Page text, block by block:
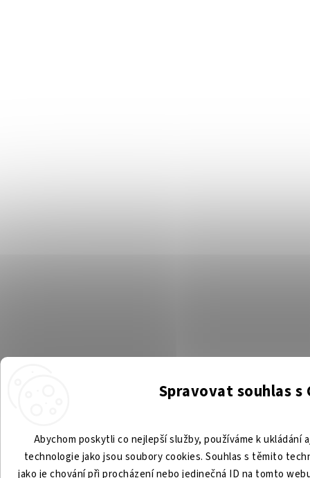
Spravovat souhlas s
Abychom poskytli co nejlepší služby, používáme k
technologie jako jsou soubory cookies. Souhlas s těmito
jako je chování při procházení nebo jedinečná ID na tomto